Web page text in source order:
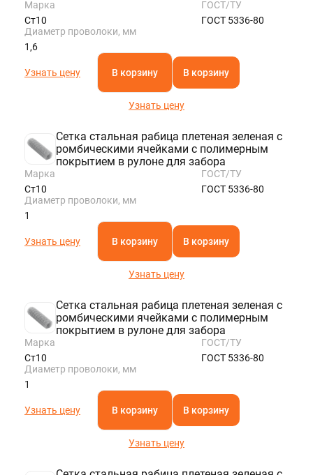
Марка
Ст10
ГОСТ/ТУ
ГОСТ 5336-80
Диаметр проволоки, мм
1,6
Узнать цену В корзину В корзину
Узнать цену
Сетка стальная рабица плетеная зеленая с
ромбическими ячейками с полимерным
покрытием в рулоне для забора
Марка
Ст10
ГОСТ/ТУ
ГОСТ 5336-80
Диаметр проволоки, мм
1
Узнать цену В корзину В корзину
Узнать цену
Сетка стальная рабица плетеная зеленая с
ромбическими ячейками с полимерным
покрытием в рулоне для забора
Марка
Ст10
ГОСТ/ТУ
ГОСТ 5336-80
Диаметр проволоки, мм
1
Узнать цену В корзину В корзину
Узнать цену